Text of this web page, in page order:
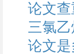
论文
三氯
论文